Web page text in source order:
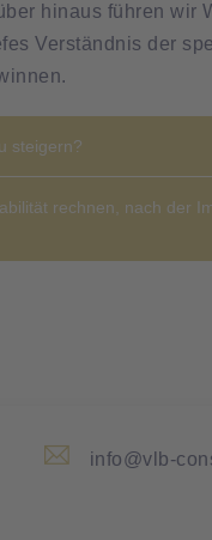
hinaus führen wir
Verständnis der
steigern?
rechnen, nach der
info@vlb-